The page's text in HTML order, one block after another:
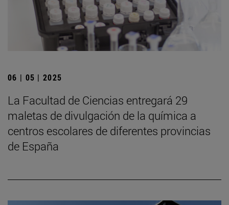
06 | 05 | 2025
La Facultad de Ciencias entregará 29
maletas de divulgación de la química a
centros escolares de diferentes provincias
de España